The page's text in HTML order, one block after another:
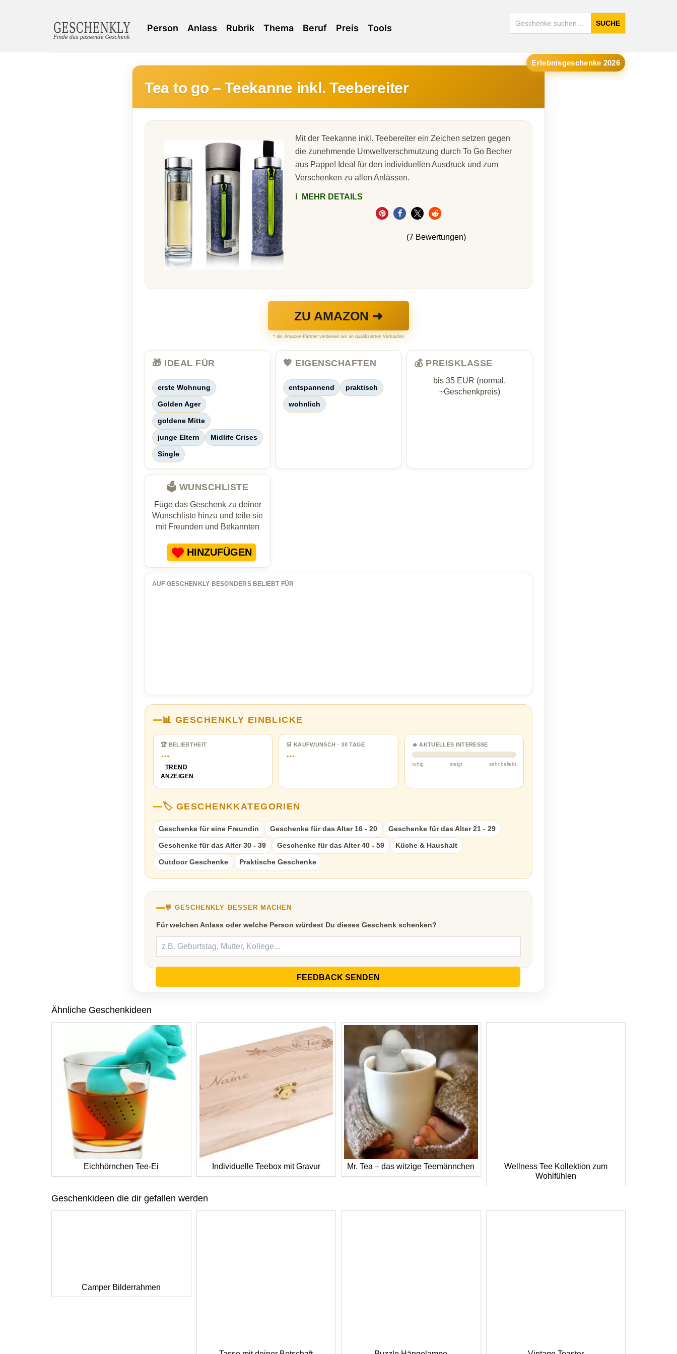
SUCHE
Person Anlass Rubrik Thema Beruf Preis Tools
Erlebnisgeschenke 2026
Tea to go – Teekanne inkl. Teebereiter
Mit der Teekanne inkl. Teebereiter ein Zeichen setzen gegen
die zunehmende Umweltverschmutzung durch To Go Becher
aus Pappe! Ideal für den individuellen Ausdruck und zum
Verschenken zu allen Anlässen.
ℹ️ MEHR DETAILS
(7 Bewertungen)
ZU AMAZON ➜
* als Amazon-Partner verdienen wir an qualifizierten Verkäufen
🎁 IDEAL FÜR
erste Wohnung
Golden Ager
goldene Mitte
junge Eltern Midlife Crises
Single
💖 EIGENSCHAFTEN
entspannend praktisch
wohnlich
💰 PREISKLASSE
bis 35 EUR (normal,
~Geschenkpreis)
🗳️ WUNSCHLISTE
Füge das Geschenk zu deiner
Wunschliste hinzu und teile sie
mit Freunden und Bekannten
HINZUFÜGEN
AUF GESCHENKLY BESONDERS BELIEBT FÜR
📊 GESCHENKLY EINBLICKE
🏆 BELIEBTHEIT
…
TREND
ANZEIGEN
🛒 KAUFWUNSCH · 30 TAGE
…
🔥 AKTUELLES INTERESSE
ruhig steigt sehr beliebt
🏷️ GESCHENKKATEGORIEN
Geschenke für eine Freundin Geschenke für das Alter 16 - 20 Geschenke für das Alter 21 - 29
Geschenke für das Alter 30 - 39 Geschenke für das Alter 40 - 59 Küche & Haushalt
Outdoor Geschenke Praktische Geschenke
💬 GESCHENKLY BESSER MACHEN
Für welchen Anlass oder welche Person würdest Du dieses Geschenk schenken?
FEEDBACK SENDEN
Ähnliche Geschenkideen
Eichhörnchen Tee-Ei Individuelle Teebox mit Gravur Mr. Tea – das witzige Teemännchen
Wellness Tee Kollektion zum
Wohlfühlen
Geschenkideen die dir gefallen werden
Camper Bilderrahmen